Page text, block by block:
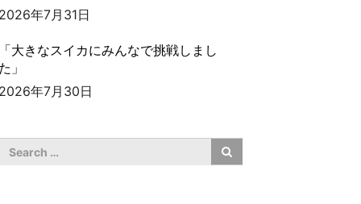
年7月31日
大きなスイカにみんなで挑戦しまし
」
年7月30日